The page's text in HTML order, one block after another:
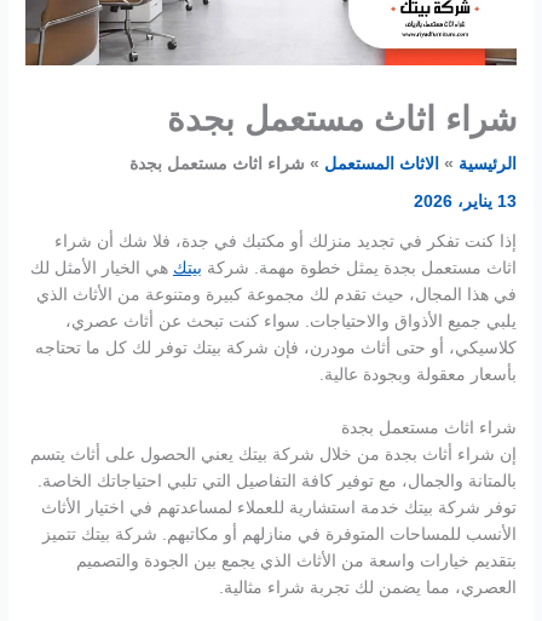
شراء اثاث مستعمل بجدة
الرئيسية الاثاث المستعمل شراء اثاث مستعمل بجدة
13 يناير، 2026
إذا كنت تفكر في تجديد منزلك أو مكتبك في جدة، فلا شك أن شراء
اثاث مستعمل بجدة يمثل خطوة مهمة. شركة بيتك هي الخيار الأمثل لك
في هذا المجال، حيث تقدم لك مجموعة كبيرة ومتنوعة من الأثاث الذي
يلبي جميع الأذواق والاحتياجات. سواء كنت تبحث عن أثاث عصري،
كلاسيكي، أو حتى أثاث مودرن، فإن شركة بيتك توفر لك كل ما تحتاجه
بأسعار معقولة وبجودة عالية.
شراء اثاث مستعمل بجدة
إن شراء أثاث بجدة من خلال شركة بيتك يعني الحصول على أثاث يتسم
بالمتانة والجمال، مع توفير كافة التفاصيل التي تلبي احتياجاتك الخاصة.
توفر شركة بيتك خدمة استشارية للعملاء لمساعدتهم في اختيار الأثاث
الأنسب للمساحات المتوفرة في منازلهم أو مكاتبهم. شركة بيتك تتميز
بتقديم خيارات واسعة من الأثاث الذي يجمع بين الجودة والتصميم
العصري، مما يضمن لك تجربة شراء مثالية.